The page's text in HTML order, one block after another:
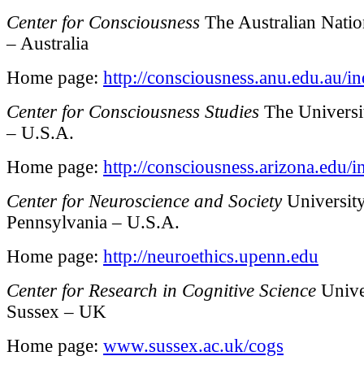
Center for Consciousness The Australian
– Australia
Home page: http://consciousness.anu.edu.au/
Center for Consciousness Studies The
– U.S.A.
Home page: http://consciousness.arizona.edu/
Center for Neuroscience and Society
Pennsylvania – U.S.A.
Home page: http://neuroethics.upenn.edu
Center for Research in Cognitive Science
Sussex – UK
Home page: www.sussex.ac.uk/cogs